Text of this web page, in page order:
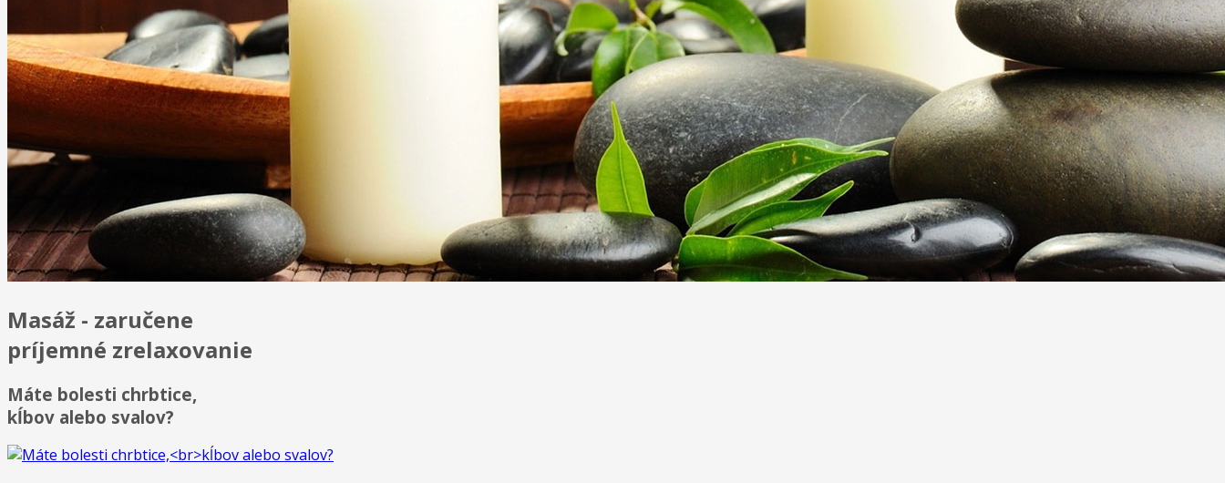
Exilis - Telo
Exilis - Tvár
O NÁS
GALÉRIA
CENNÍK
Cenník masáži
Cenník kozmetických služieb
Cenník Exilis Elitte
Masáž - zaručene
príjemné zrelaxovanie
Máte bolesti chrbtice,
kĺbov alebo svalov?